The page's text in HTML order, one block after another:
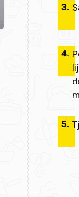
3.
4.
5.